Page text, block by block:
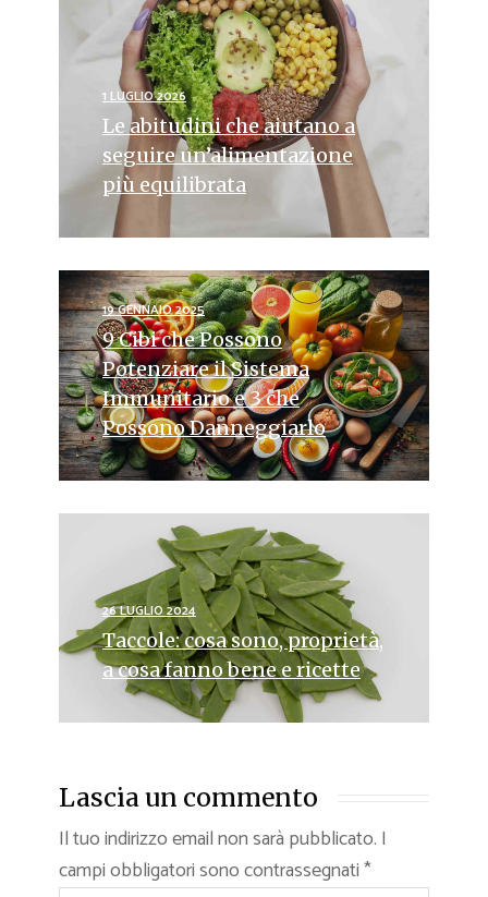
1 LUGLIO 2026
Le abitudini che aiutano a
seguire un’alimentazione
più equilibrata
19 GENNAIO 2025
9 Cibi che Possono
Potenziare il Sistema
Immunitario e 3 che
Possono Danneggiarlo
26 LUGLIO 2024
Taccole: cosa sono, proprietà,
a cosa fanno bene e ricette
Lascia un commento
Il tuo indirizzo email non sarà pubblicato. I
campi obbligatori sono contrassegnati*